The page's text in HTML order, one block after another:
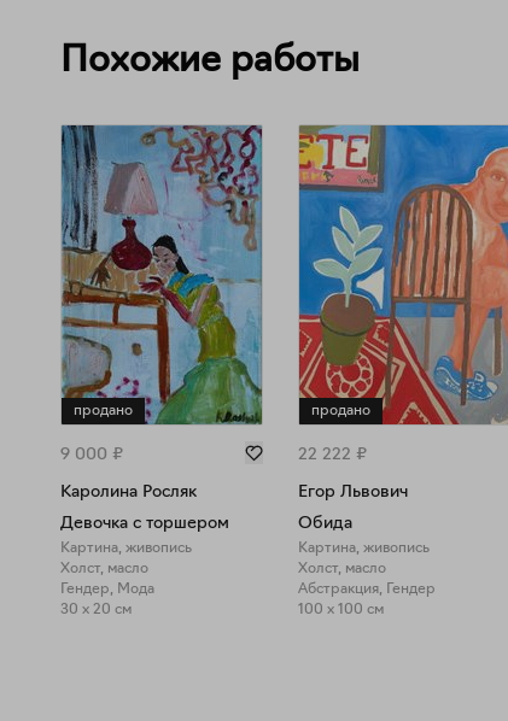
Похожие работы
продано
9 000 ₽
Каролина Росляк
Девочка с торшером
Картина, живопись
Холст, масло
Гендер, Мода
30 x 20 см
продано
22 222 ₽
Егор Львович
Обида
Картина, живопись
Холст, масло
Абстракция, Гендер
100 x 100 см